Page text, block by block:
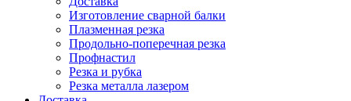
Изготовление сварной балки
Плазменная резка
Продольно-поперечная резка
Профнастил
Резка и рубка
Резка металла лазером